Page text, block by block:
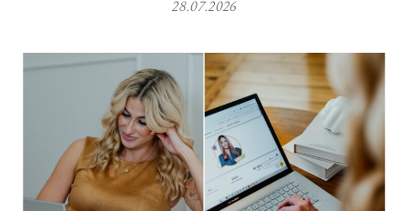
28.07.2026